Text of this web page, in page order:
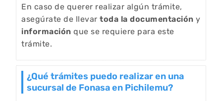
En caso de querer realizar algún trámite,
asegúrate de llevar toda la documentación y
información que se requiere para este
trámite.
¿Qué trámites puedo realizar en una
sucursal de Fonasa en Pichilemu?